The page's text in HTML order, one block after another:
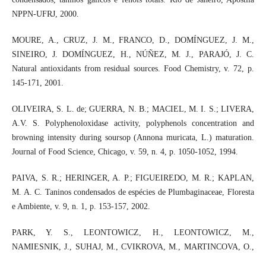
NPPN-UFRJ, 2000.
MOURE, A., CRUZ, J. M., FRANCO, D., DOMÍNGUEZ, J. M.,
SINEIRO, J. DOMÍNGUEZ, H., NÚÑEZ, M. J., PARAJÓ, J. C.
Natural antioxidants from residual sources. Food Chemistry, v. 72, p.
145-171, 2001.
OLIVEIRA, S. L. de; GUERRA, N. B.; MACIEL, M. I. S.; LIVERA,
A.V. S. Polyphenoloxidase activity, polyphenols concentration and
browning intensity during soursop (Annona muricata, L.) maturation.
Journal of Food Science, Chicago, v. 59, n. 4, p. 1050-1052, 1994.
PAIVA, S. R.; HERINGER, A. P.; FIGUEIREDO, M. R.; KAPLAN,
M. A. C. Taninos condensados de espécies de Plumbaginaceae, Floresta
e Ambiente, v. 9, n. 1, p. 153-157, 2002.
PARK, Y. S., LEONTOWICZ, H., LEONTOWICZ, M.,
NAMIESNIK, J., SUHAJ, M., CVIKROVA, M., MARTINCOVA, O.,